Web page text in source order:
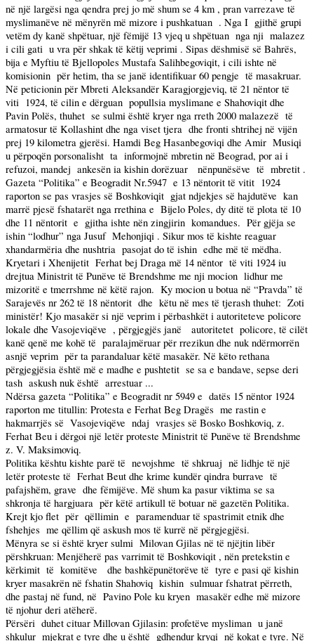
në një largësi nga qendra prej jo më shum se 4 km , pran varrezave të
myslimanëve në mënyrën më mizore i pushkatuan . Nga I gjithë grupi
vetëm dy kanë shpëtuar, një fëmijë 13 vjeq u shpëtuan nga nji malazez
i cili gati u vra për shkak të këtij veprimi . Sipas dëshmisë së Bahrës,
bija e Myftiu të Bjellopoles Mustafa Salihbegoviqit, i cili ishte në
komisionin për hetim, tha se janë identifikuar 60 pengje të masakruar.
Në peticionin për Mbreti Aleksandër Karagjorgjeviq, të 21 nëntor të
viti 1924, të cilin e dërguan popullsia myslimane e Shahoviqit dhe
Pavin Polës, thuhet se sulmi është kryer nga rreth 2000 malazezë të
armatosur të Kollashint dhe nga viset tjera dhe fronti shtrihej në vijën
prej 19 kilometra gjerësi. Hamdi Beg Hasanbegoviqi dhe Amir Musiqi
u përpoqën porsonalisht ta informojnë mbretin në Beograd, por ai i
refuzoi, mandej ankesën ia kishin dorëzuar nënpunësëve të mbretit .
Gazeta “Politika” e Beogradit Nr.5947 e 13 nëntorit të vitit 1924
raporton se pas vrasjes së Boshkoviqit gjat ndjekjes së hajdutëve kan
marrë pjesë fshatarët nga rrethina e Bijelo Poles, dy ditë të plota të 10
dhe 11 nëntorit e gjitha ishte nën zingjirin komandues. Për gjëja se
ishin “lodhur” nga Jusuf Mehonjiqi . Sikur mos të kishte reaguar
xhandarmëria dhe nushtria pasojat do të ishin edhe më të mëdha.
Kryetari i Xhenijetit Ferhat bej Draga më 14 nëntor të viti 1924 iu
drejtua Ministrit të Punëve të Brendshme me nji mocion lidhur me
mizoritë e tmerrshme në këtë rajon. Ky mocion u botua në “Pravda” të
Sarajevës nr 262 të 18 nëntorit dhe këtu në mes të tjerash thuhet: Zoti
ministër! Kjo masakër si një veprim i përbashkët i autoriteteve policore
lokale dhe Vasojeviqëve , përgjegjës janë autoritetet policore, të cilët
kanë qenë me kohë të paralajmëruar për rrezikun dhe nuk ndërmorrën
asnjë veprim për ta parandaluar këtë masakër. Në këto rethana
përgjegjësia është më e madhe e pushtetit se sa e bandave, sepse deri
tash askush nuk është arrestuar ...
Ndërsa gazeta “Politika” e Beogradit nr 5949 e datës 15 nëntor 1924
raporton me titullin: Protesta e Ferhat Beg Dragës me rastin e
hakmarrjës së Vasojeviqëve ndaj vrasjes së Bosko Boshkoviq, z.
Ferhat Beu i dërgoi një letër proteste Ministrit të Punëve të Brendshme
z. V. Maksimoviq.
Politika kështu kishte parë të nevojshme të shkruaj në lidhje të një
letër proteste të Ferhat Beut dhe krime kundër qindra burrave të
pafajshëm, grave dhe fëmijëve. Më shum ka pasur viktima se sa
shkronja të hargjuara për këtë artikull të botuar në gazetën Politika.
Krejt kjo flet për qëllimin e paramenduar të spastrimit etnik dhe
fshehjes me qëllim që askush mos të kurrë në përgjegjësi.
Mënyra se si është kryer sulmi Milovan Gjilas në të njëjtin libër
përshkruan: Menjëherë pas varrimit të Boshkoviqit , nën pretekstin e
kërkimit të komitëve dhe bashkëpunëtorëve të tyre e pasi që kishin
kryer masakrën në fshatin Shahoviq kishin sulmuar fshatrat përreth,
dhe pastaj në fund, në Pavino Pole ku kryen masakër edhe më mizore
të njohur deri atëherë.
Përsëri duhet cituar Millovan Gjilasin: profetëve mysliman u janë
shkulur mjekrat e tyre dhe u është gdhendur kryqi në kokat e tyre. Në